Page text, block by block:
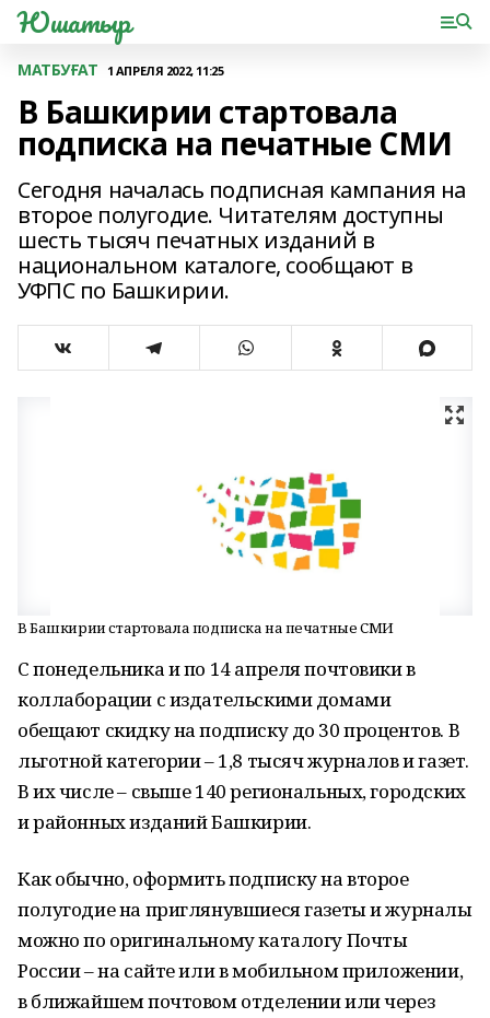
Юшатыр
МАТБУҒАТ 1 АПРЕЛЯ 2022, 11:25
В Башкирии стартовала
подписка на печатные СМИ
Сегодня началась подписная кампания на
второе полугодие. Читателям доступны
шесть тысяч печатных изданий в
национальном каталоге, сообщают в
УФПС по Башкирии.
В Башкирии стартовала подписка на печатные СМИ
С понедельника и по 14 апреля почтовики в
коллаборации с издательскими домами
обещают скидку на подписку до 30 процентов. В
льготной категории – 1,8 тысяч журналов и газет.
В их числе – свыше 140 региональных, городских
и районных изданий Башкирии.
Как обычно, оформить подписку на второе
полугодие на приглянувшиеся газеты и журналы
можно по оригинальному каталогу Почты
России – на сайте или в мобильном приложении,
в ближайшем почтовом отделении или через